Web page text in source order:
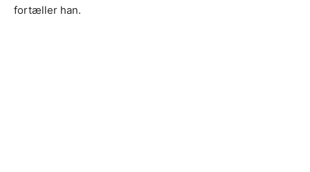
fortæller han.